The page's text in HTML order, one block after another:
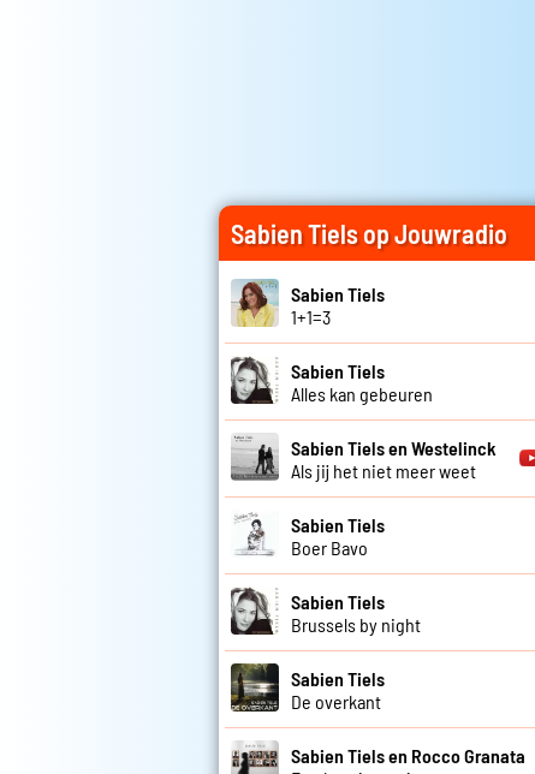
Sabien Tiels op Jouwradio
Sabien Tiels
1+1=3
Sabien Tiels
Alles kan gebeuren
Sabien Tiels en Westelinck
Als jij het niet meer weet
Sabien Tiels
Boer Bavo
Sabien Tiels
Brussels by night
Sabien Tiels
De overkant
Sabien Tiels en Rocco Granata